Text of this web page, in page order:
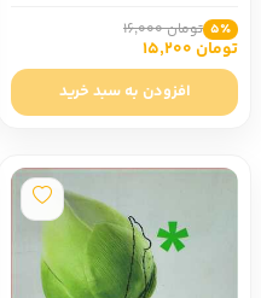
5٪ تومان 16,000
تومان 15,200
افزودن به سبد خرید